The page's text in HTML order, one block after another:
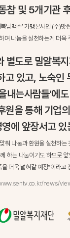
참 및 5개기관
남맥주’ 가맹본사인 (주)맛
며 나눔을 실천하는게 더욱
별도로 밀알복
고 있고, 노숙인
내는사람들'에도
원을 통해 기업
에 앞장서고 있
춰 나눔과 환원을 실천하는
하는 나눔이기도 하므로앞
더욱 넓혀갈 예정”이라고
news/